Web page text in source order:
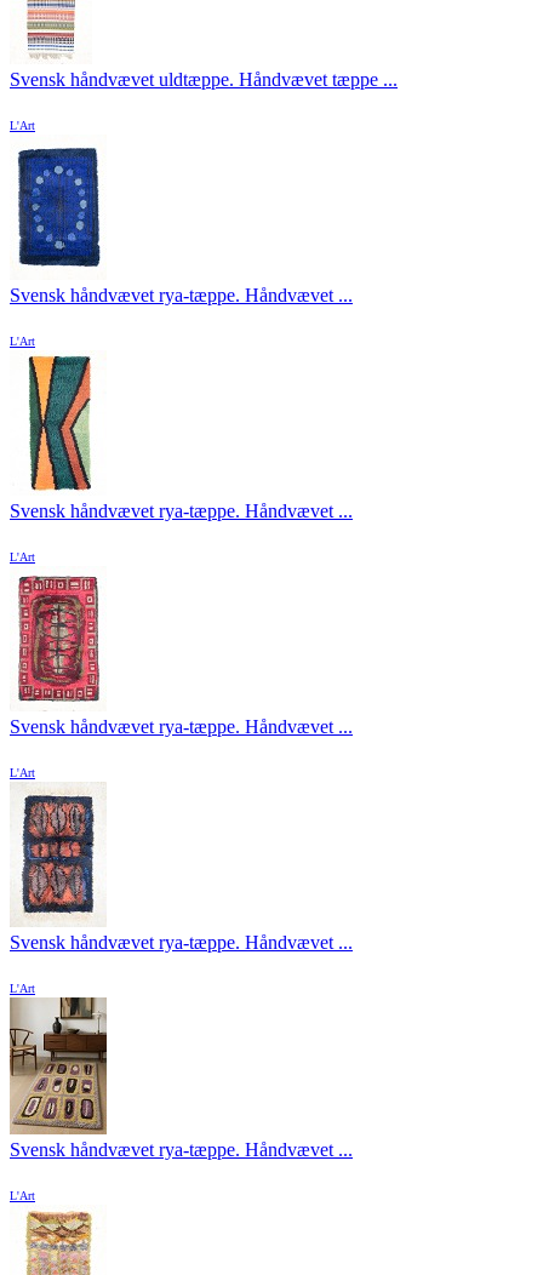
Svensk håndvævet uldtæppe. Håndvævet tæppe ...
L'Art
Svensk håndvævet rya-tæppe. Håndvævet ...
L'Art
Svensk håndvævet rya-tæppe. Håndvævet ...
L'Art
Svensk håndvævet rya-tæppe. Håndvævet ...
L'Art
Svensk håndvævet rya-tæppe. Håndvævet ...
L'Art
Svensk håndvævet rya-tæppe. Håndvævet ...
L'Art